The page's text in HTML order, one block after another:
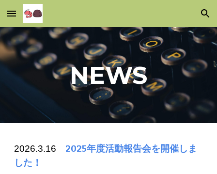
Skip to main content Skip to navigation
NEWS
2026.3.16
2025年度活動報告会を開催しま
した！